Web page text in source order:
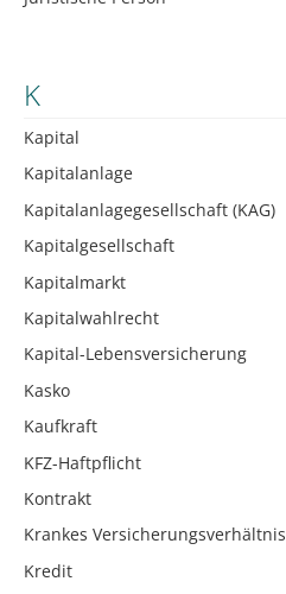
K
Kapital
Kapitalanlage
Kapitalanlagegesellschaft (KAG)
Kapitalgesellschaft
Kapitalmarkt
Kapitalwahlrecht
Kapital-Lebensversicherung
Kasko
Kaufkraft
KFZ-Haftpflicht
Kontrakt
Krankes Versicherungsverhältnis
Kredit